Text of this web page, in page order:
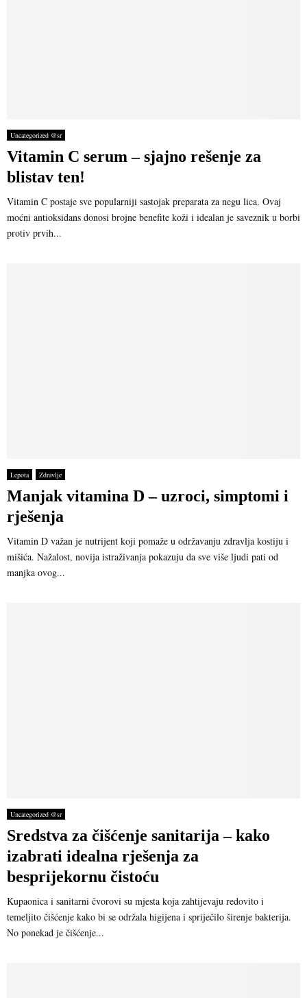
Uncategorized @sr
Vitamin C serum – sjajno rešenje za
blistav ten!
Vitamin C postaje sve popularniji sastojak preparata za negu lica. Ovaj
moćni antioksidans donosi brojne benefite koži i idealan je saveznik u borbi
protiv prvih...
Lepota Zdravlje
Manjak vitamina D – uzroci, simptomi i
rješenja
Vitamin D važan je nutrijent koji pomaže u održavanju zdravlja kostiju i
mišića. Nažalost, novija istraživanja pokazuju da sve više ljudi pati od
manjka ovog...
Uncategorized @sr
Sredstva za čišćenje sanitarija – kako
izabrati idealna rješenja za
besprijekornu čistoću
Kupaonica i sanitarni čvorovi su mjesta koja zahtijevaju redovito i
temeljito čišćenje kako bi se održala higijena i spriječilo širenje bakterija.
No ponekad je čišćenje...